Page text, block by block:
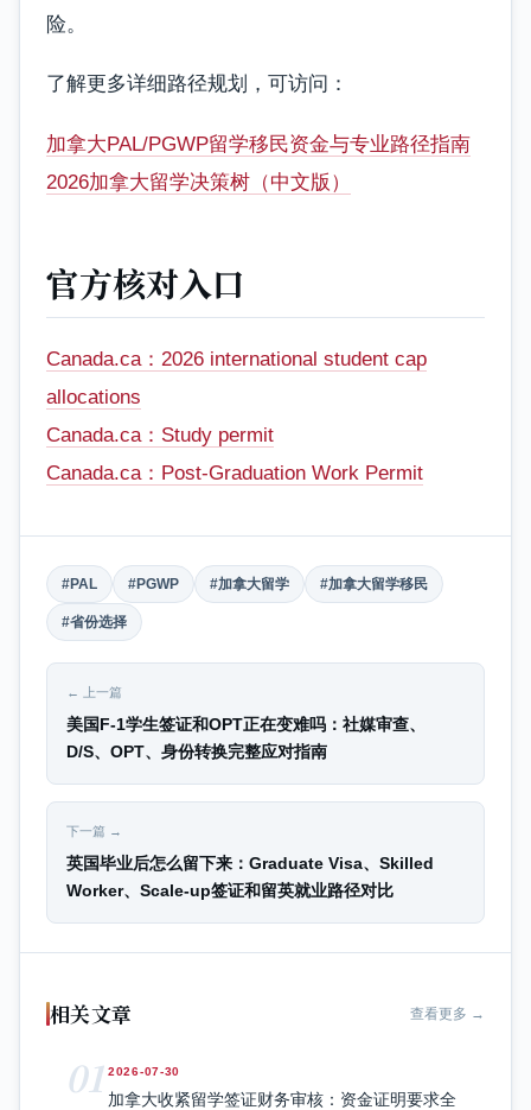
险。
了解更多详细路径规划，可访问：
加拿大PAL/PGWP留学移民资金与专业路径指南
2026加拿大留学决策树（中文版）
官方核对入口
Canada.ca：2026 international student cap
allocations
Canada.ca：Study permit
Canada.ca：Post-Graduation Work Permit
#PAL #PGWP #加拿大留学 #加拿大留学移民
#省份选择
← 上一篇
美国F-1学生签证和OPT正在变难吗：社媒审查、
D/S、OPT、身份转换完整应对指南
下一篇 →
英国毕业后怎么留下来：Graduate Visa、Skilled
Worker、Scale-up签证和留英就业路径对比
相关文章 查看更多 →
01 2026-07-30
加拿大收紧留学签证财务审核：资金证明要求全